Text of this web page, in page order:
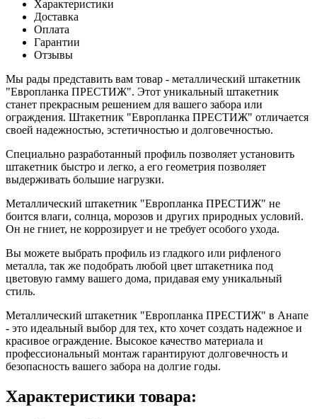
Характеристики
Доставка
Оплата
Гарантии
Отзывы
Мы рады представить вам товар - металлический штакетник
"Европланка ПРЕСТИЖ". Этот уникальный штакетник
станет прекрасным решением для вашего забора или
ограждения. Штакетник "Европланка ПРЕСТИЖ" отличается
своей надежностью, эстетичностью и долговечностью.
Специально разработанный профиль позволяет установить
штакетник быстро и легко, а его геометрия позволяет
выдерживать большие нагрузки.
Металлический штакетник "Европланка ПРЕСТИЖ" не
боится влаги, солнца, морозов и других природных условий.
Он не гниет, не коррозирует и не требует особого ухода.
Вы можете выбрать профиль из гладкого или рифленого
металла, так же подобрать любой цвет штакетника под
цветовую гамму вашего дома, придавая ему уникальный
стиль.
Металлический штакетник "Европланка ПРЕСТИЖ" в Анапе
- это идеальный выбор для тех, кто хочет создать надежное и
красивое ограждение. Высокое качество материала и
профессиональный монтаж гарантируют долговечность и
безопасность вашего забора на долгие годы.
Характеристики товара: